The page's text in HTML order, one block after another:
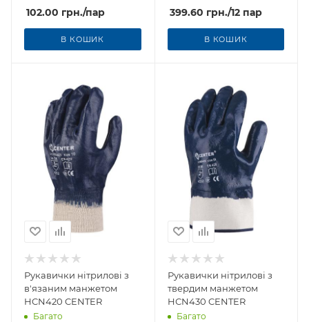
102.00 грн./пар
В КОШИК
399.60 грн./12 пар
В КОШИК
Рукавички нітрилові з
в'язаним манжетом
HCN420 CENTER
Багато
Рукавички нітрилові з
твердим манжетом
HСN430 CENTER
Багато